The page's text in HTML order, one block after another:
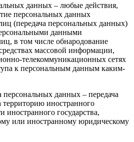
данных – любые действия,
персональных данных
(передача персональных данных)
данными
в том числе обнародование
массовой информации,
телекоммуникационных сетях
к персональным данным каким-
персональных данных – передача
иностранного
иностранного государства,
или иностранному юридическому